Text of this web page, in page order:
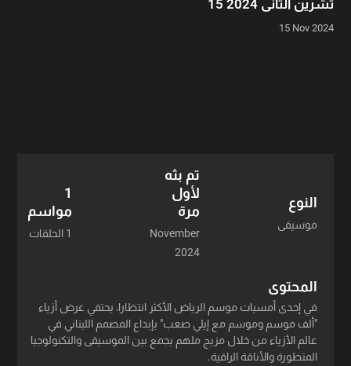
15 تشرين الثاني 2024
15 Nov 2024
النوع
موسيقى
تم بثه
لأول
مرة
November
2024
1
مواسم
1 الحلقات
المحتوى
في إحدى أمسيات موسم الرياض الأكثر انتظارا، يحتفي عرض أزياء
"ألف موسم وموسم مع إيلي صعب" بإبداع المصمم اللبناني في
عالم الأزياء من خلال مزيج ملهم يجمع بين الموسيقى والتكنولوجيا
المتطورة والأناقة الراقية.